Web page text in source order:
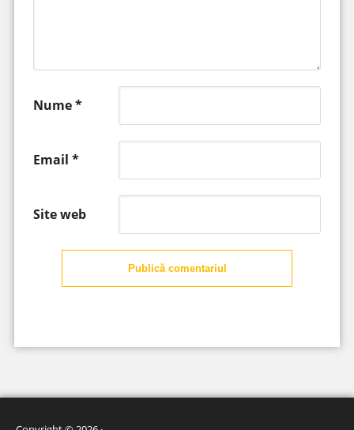
Nume*
Email *
Site web
Publică comentariul